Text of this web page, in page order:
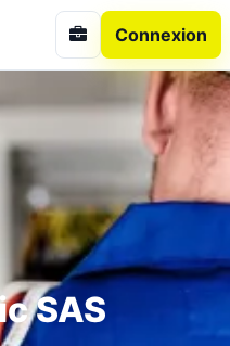
Connexion
SAS